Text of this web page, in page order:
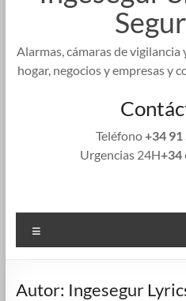
Alarmas, cámaras de vigilancia
hogar, negocios y empresas y
Teléfono+34
Urgencias 24H+34
Autor: Ingesegur